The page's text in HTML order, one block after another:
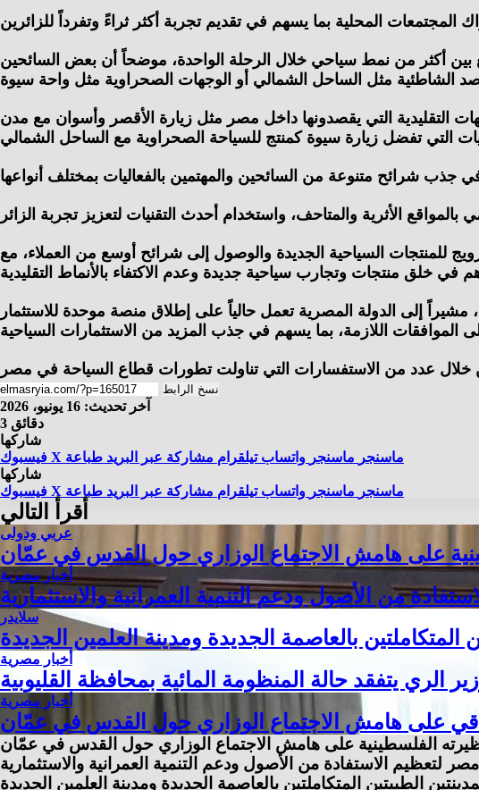
أكثر من نمط سياحي خلال الرحلة الواحدة، موضحاً أن بعض السائحين
التي يقصدونها داخل مصر مثل زيارة الأقصر وأسوان مع مدن
للمنتجات السياحية الجديدة والوصول إلى شرائح أوسع من العملاء، مع
إلى الدولة المصرية تعمل حالياً على إطلاق منصة موحدة للاستثمار
نسخ الرابط
آخر تحديث: 16 يونيو، 2026
3 دقائق
شاركها
فيسبوك X ماسنجر ماسنجر واتساب تيلقرام مشاركة عبر البريد طباعة
شاركها
فيسبوك X ماسنجر ماسنجر واتساب تيلقرام مشاركة عبر البريد طباعة
أقرأ التالي
عربي ودولى
على هامش الاجتماع الوزاري حول القدس في عمّان
أخبار مصرية
من الأصول ودعم التنمية العمرانية والاستثمارية
سلايدر
بالعاصمة الجديدة ومدينة العلمين الجديدة
أخبار مصرية
الري يتفقد حالة المنظومة المائية بمحافظة القليوبية
أخبار مصرية
على هامش الاجتماع الوزاري حول القدس في عمّان
الفلسطينية على هامش الاجتماع الوزاري حول القدس في عمّان
لتعظيم الاستفادة من الأصول ودعم التنمية العمرانية والاستثمارية
الطبيتين المتكاملتين بالعاصمة الجديدة ومدينة العلمين الجديدة